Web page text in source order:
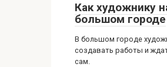
Как художнику
большом городе
В большом городе
создавать работы и
сам.